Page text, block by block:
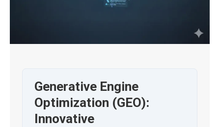
Generative Engine
Optimization (GEO):
Innovative